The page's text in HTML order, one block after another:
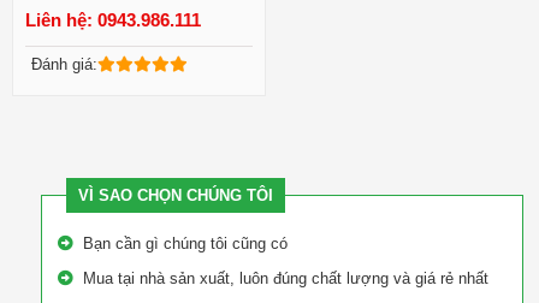
Xem chi tiết
Liên hệ: 0943.986.111
Đánh giá:
VÌ SAO CHỌN CHÚNG TÔI
Bạn cần gì chúng tôi cũng có
Mua tại nhà sản xuất, luôn đúng chất lượng và giá rẻ nhất